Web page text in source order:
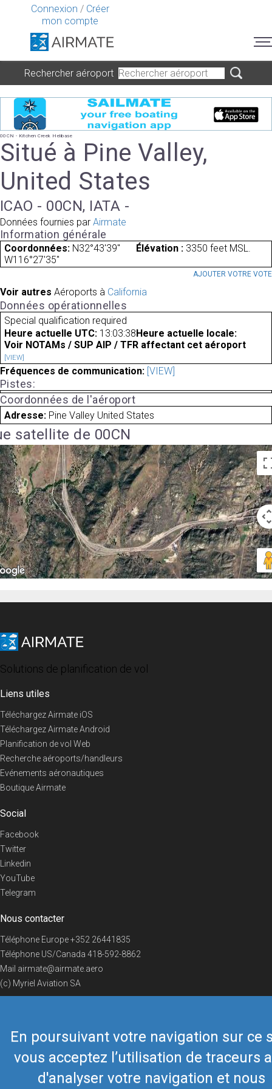
Connexion / Créer
mon compte
En poursuivant votre navigation sur ce
vous acceptez l’utilisation de traceurs
d'analyser votre navigation et nous
Rechercher aéroport
00CN - Kitchen Creek Helibase
Situé à Pine Valley,
United States
ICAO - 00CN, IATA -
Données fournies par Airmate
Information générale
Coordonnées: N32°43'39"
W116°27'35"
Élévation : 3350 feet MSL.
AJOUTER VOTRE VOTE
Voir autres Aéroports à California
Données opérationnelles
Special qualification required
Heure actuelle UTC: 13:03:38 Heure actuelle locale:
Voir NOTAMs / SUP AIP / TFR affectant cet aéroport
[VIEW]
Fréquences de communication: [VIEW]
Pistes:
Coordonnées de l'aéroport
Adresse: Pine Valley United States
satellite de 00CN
Solutions de planification de vol
Liens utiles
Téléchargez Airmate iOS
Téléchargez Airmate Android
Planification de vol Web
Recherche aéroports/handleurs
Evénements aéronautiques
Boutique Airmate
Social
Facebook
Twitter
Linkedin
YouTube
Telegram
Nous contacter
Téléphone Europe+352 26441835
Téléphone US/Canada 418-592-8862
Mail airmate@airmate.aero
(c) Myriel Aviation SA
© 2019 Airmate -Conditions d'utilisation- Vie privée Back to top